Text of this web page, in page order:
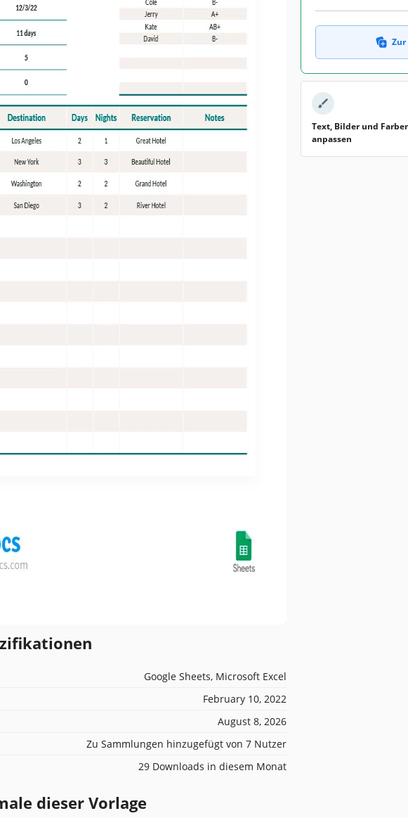
Google Sheets, Microsoft Excel
February 10, 2022
August 8, 2026
Zu Sammlungen hinzugefügt von 7 Nutzer
29 Downloads in diesem Monat
dieser Vorlage
Text, Bilder und
anpassen